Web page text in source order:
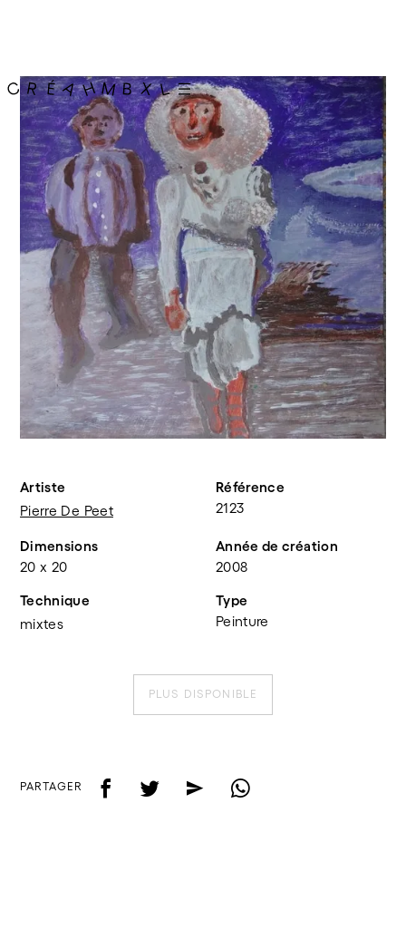
Artiste
Pierre De Peet
Référence
2123
Dimensions
20 x 20
Année de création
2008
Technique
mixtes
Type
Peinture
PLUS DISPONIBLE
PARTAGER f t e w